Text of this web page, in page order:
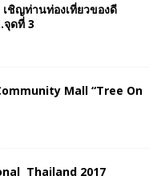
ชิญท่านท่องเที่ยวของดี
ดที่ 3
Mall “Tree On
Thailand 2017